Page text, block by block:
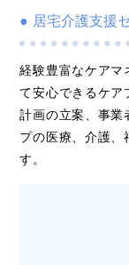
居宅介護支援
経験豊富なケアマ
て安心できるケア
計画の立案、事業
プの医療、介護、
す。